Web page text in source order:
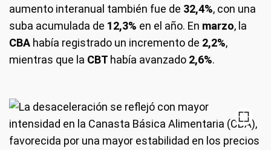
aumento interanual también fue de 32,4%, con una
suba acumulada de 12,3% en el año. En marzo, la
CBA había registrado un incremento de 2,2%,
mientras que la CBT había avanzado 2,6%.